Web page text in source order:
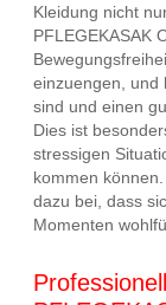
Kleidung nicht
PFLEGEKASAK
einzuengen, und
sind und einen
Dies ist
stressigen
kommen
dazu bei, dass
Momenten